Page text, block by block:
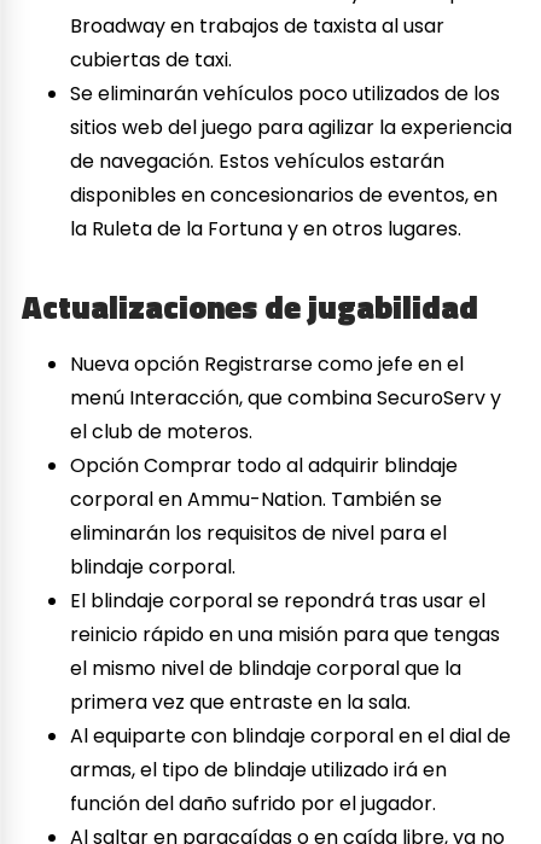
Broadway en trabajos de taxista al usar
cubiertas de taxi.
Se eliminarán vehículos poco utilizados de los
sitios web del juego para agilizar la experiencia
de navegación. Estos vehículos estarán
disponibles en concesionarios de eventos, en
la Ruleta de la Fortuna y en otros lugares.
Actualizaciones de jugabilidad
Nueva opción Registrarse como jefe en el
menú Interacción, que combina SecuroServ y
el club de moteros.
Opción Comprar todo al adquirir blindaje
corporal en Ammu-Nation. También se
eliminarán los requisitos de nivel para el
blindaje corporal.
El blindaje corporal se repondrá tras usar el
reinicio rápido en una misión para que tengas
el mismo nivel de blindaje corporal que la
primera vez que entraste en la sala.
Al equiparte con blindaje corporal en el dial de
armas, el tipo de blindaje utilizado irá en
función del daño sufrido por el jugador.
Al saltar en paracaídas o en caída libre, ya no